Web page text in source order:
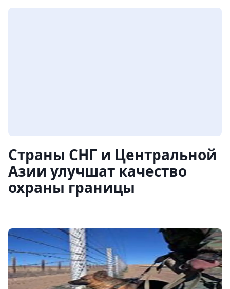
Страны СНГ и Центральной
Азии улучшат качество
охраны границы